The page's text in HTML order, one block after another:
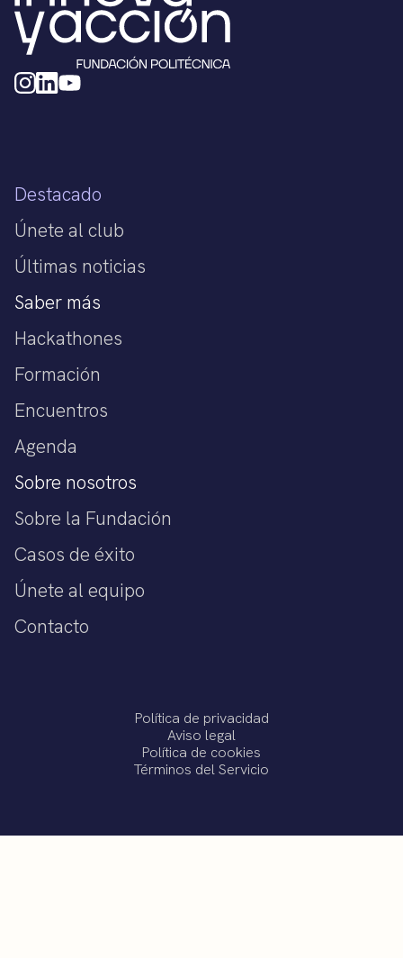
Destacado
Únete al club
Últimas noticias
Saber más
Hackathones
Formación
Encuentros
Agenda
Sobre nosotros
Sobre la Fundación
Casos de éxito
Únete al equipo
Contacto
Política de privacidad
Aviso legal
Política de cookies
Términos del Servicio